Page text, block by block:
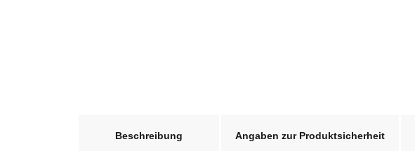
Beschreibung
Angaben zur Produktsicherheit